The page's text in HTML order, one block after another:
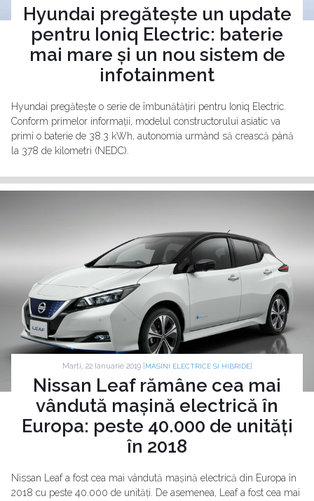
Hyundai pregătește un update
pentru Ioniq Electric: baterie
mai mare și un nou sistem de
infotainment
Hyundai pregătește o serie de îmbunătățiri pentru Ioniq Electric.
Conform primelor informații, modelul constructorului asiatic va
primi o baterie de 38.3 kWh, autonomia urmând să crească până
la 378 de kilometri (NEDC).
Marti, 22 Ianuarie 2019 | MASINI ELECTRICE SI HIBRIDE|
Nissan Leaf rămâne cea mai
vândută mașină electrică în
Europa: peste 40.000 de unități
în 2018
Nissan Leaf a fost cea mai vândută mașină electrică din Europa în
2018 cu peste 40.000 de unități. De asemenea, Leaf a fost cea mai